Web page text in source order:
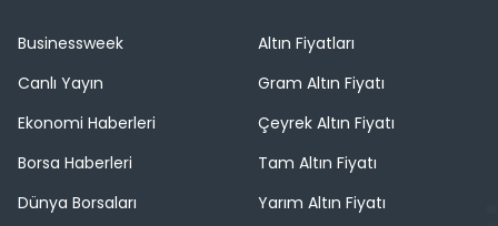
Businessweek
Canlı Yayın
Ekonomi Haberleri
Borsa Haberleri
Dünya Borsaları
Altın Fiyatları
Gram Altın Fiyatı
Çeyrek Altın Fiyatı
Tam Altın Fiyatı
Yarım Altın Fiyatı